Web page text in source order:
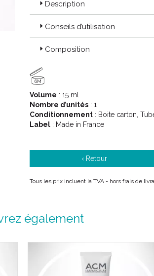
une crème à appliquer.
Description
Conseils d’utilisation
Composition
6M
Volume : 15 ml
Nombre d’unités : 1
Conditionnement : Boite carton,
Label : Made in France
‹ Retour
Tous les prix incluent la TVA - hors frais de
également